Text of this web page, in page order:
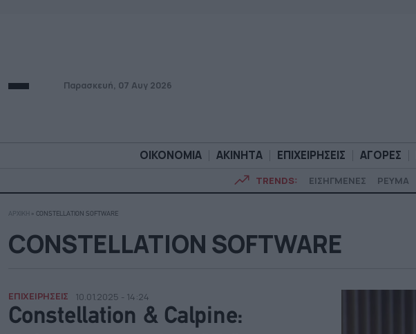
Παρασκευή, 07 Αυγ 2026
ΟΙΚΟΝΟΜΙΑ ΑΚΙΝΗΤΑ ΕΠΙΧΕΙΡΗΣΕΙΣ ΑΓΟΡΕΣ
TRENDS: ΕΙΣΗΓΜΕΝΕΣ ΡΕΥΜΑ
ΑΡΧΙΚΗ » CONSTELLATION SOFTWARE
CONSTELLATION SOFTWARE
ΕΠΙΧΕΙΡΗΣΕΙΣ 10.01.2025 - 14:24
Constellation & Calpine: